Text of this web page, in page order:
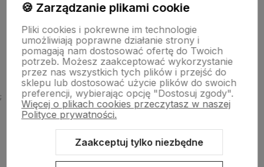
Płatności i dostawa
O nas
;
Sklep internetowy Shoper.pl Szablon Shoper Modern 3.0™
🍪 Zarządzanie plikami cookie
Pliki cookies i pokrewne im technologie
umożliwiają poprawne działanie strony i
pomagają nam dostosować ofertę do Twoich
potrzeb. Możesz zaakceptować wykorzystanie
przez nas wszystkich tych plików i przejść do
sklepu lub dostosować użycie plików do swoich
preferencji, wybierając opcję "Dostosuj zgody".
Więcej o plikach cookies przeczytasz w naszej
Polityce prywatności.
Zaakceptuj tylko niezbędne